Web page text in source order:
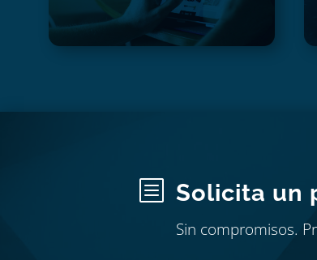
b Solicita un
Sin compromisos.